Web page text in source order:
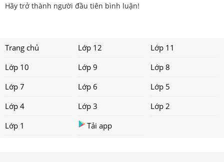
Hãy trở thành người đầu tiên bình luận!
Trang chủ Lớp 12
Lớp 11
Lớp 10
Lớp 9
Lớp 8
Lớp 7
Lớp 6
Lớp 5
Lớp 4
Lớp 3
Lớp 2
Lớp 1
Tải app